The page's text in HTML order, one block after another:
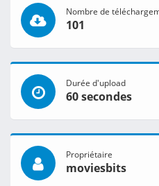
Nombre de
101
Durée d'upload
60 secondes
Propriétaire
moviesbits